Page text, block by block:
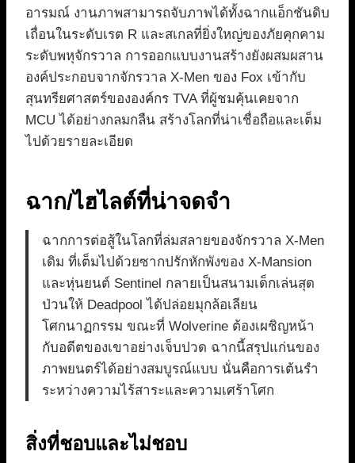
อารมณ์ งานภาพสามารถจับภาพได้ทั้งฉากแอ็กชันดิบ
เถื่อนในระดับเรต R และสเกลที่ยิ่งใหญ่ของภัยคุกคาม
ระดับพหุจักรวาล การออกแบบงานสร้างยังผสมผสาน
องค์ประกอบจากจักรวาล X-Men ของ Fox เข้ากับ
สุนทรียศาสตร์ขององค์กร TVA ที่ผู้ชมคุ้นเคยจาก
MCU ได้อย่างกลมกลืน สร้างโลกที่น่าเชื่อถือและเต็ม
ไปด้วยรายละเอียด
ฉาก/ไฮไลต์ที่น่าจดจำ
ฉากการต่อสู้ในโลกที่ล่มสลายของจักรวาล X-Men
เดิม ที่เต็มไปด้วยซากปรักหักพังของ X-Mansion
และหุ่นยนต์ Sentinel กลายเป็นสนามเด็กเล่นสุด
ป่วนให้ Deadpool ได้ปล่อยมุกล้อเลียน
โศกนาฏกรรม ขณะที่ Wolverine ต้องเผชิญหน้า
กับอดีตของเขาอย่างเจ็บปวด ฉากนี้สรุปแก่นของ
ภาพยนตร์ได้อย่างสมบูรณ์แบบ นั่นคือการเต้นรำ
ระหว่างความไร้สาระและความเศร้าโศก
สิ่งที่ชอบและไม่ชอบ